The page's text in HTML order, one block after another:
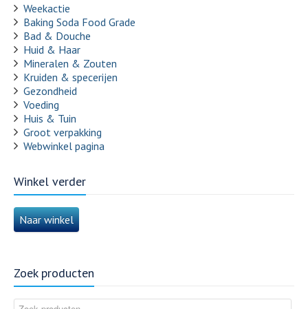
Weekactie
Baking Soda Food Grade
Bad & Douche
Huid & Haar
Mineralen & Zouten
Kruiden & specerijen
Gezondheid
Voeding
Huis & Tuin
Groot verpakking
Webwinkel pagina
Winkel verder
Naar winkel
Zoek producten